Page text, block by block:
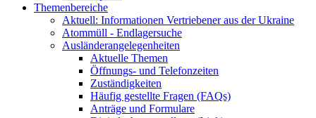
Themenbereiche
Aktuell: Informationen Vertriebener aus der Ukraine
Atommüll - Endlagersuche
Ausländerangelegenheiten
Aktuelle Themen
Öffnungs- und Telefonzeiten
Zuständigkeiten
Häufig gestellte Fragen (FAQs)
Anträge und Formulare